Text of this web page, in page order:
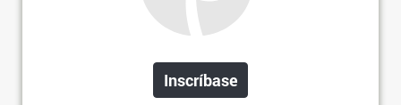
Inscríbase